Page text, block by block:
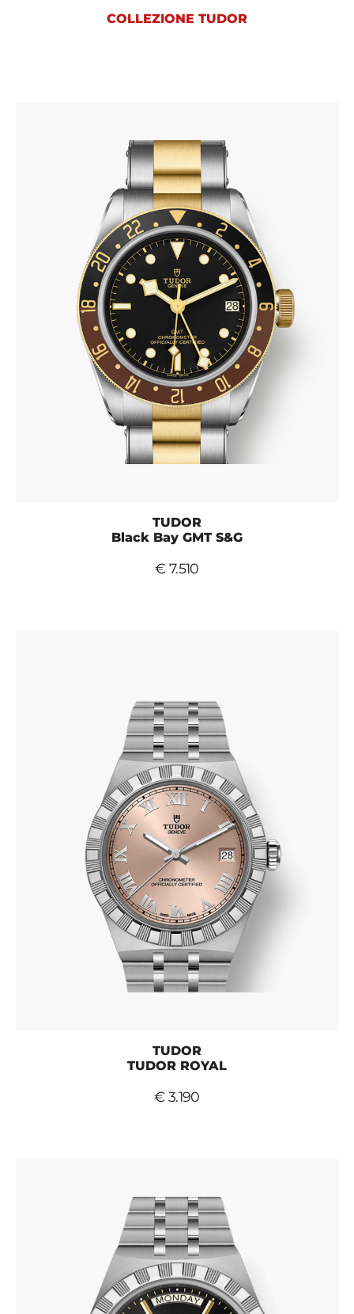
COLLEZIONE TUDOR
TUDOR
Black Bay GMT S&G
€ 7.510
TUDOR
TUDOR ROYAL
€ 3.190